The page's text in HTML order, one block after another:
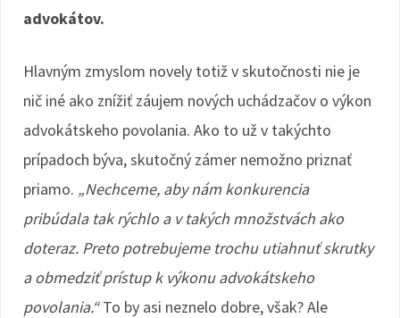
advokátov.
Hlavným zmyslom novely totiž v skutočnosti nie je
nič iné ako znížiť záujem nových uchádzačov o výkon
advokátskeho povolania. Ako to už v takýchto
prípadoch býva, skutočný zámer nemožno priznať
priamo. „Nechceme, aby nám konkurencia
pribúdala tak rýchlo a v takých množstvách ako
doteraz. Preto potrebujeme trochu utiahnuť skrutky
a obmedziť prístup k výkonu advokátskeho
povolania.“To by asi neznelo dobre, však? Ale